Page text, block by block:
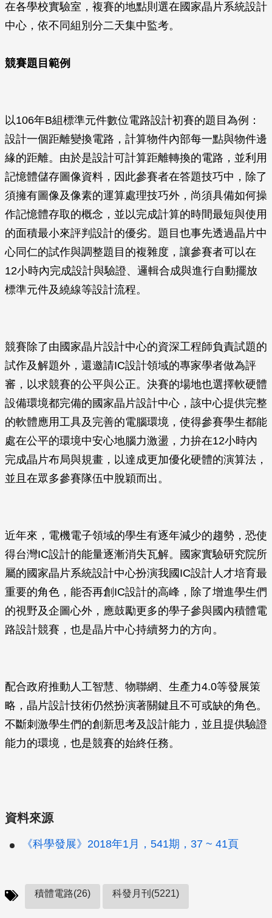
在各學校實驗室，複賽的地點則選在國家晶片系統設計
中心，依不同組別分二天集中監考。
競賽題目範例
以106年B組標準元件數位電路設計初賽的題目為例：
設計一個距離變換電路，計算物件內部每一點與物件邊
緣的距離。由於是設計可計算距離轉換的電路，並利用
記憶體儲存圖像資料，因此參賽者在答題技巧中，除了
須擁有圖像及像素的運算處理技巧外，尚須具備如何操
作記憶體存取的概念，並以完成計算的時間最短與使用
的面積最小來評判設計的優劣。題目也事先透過晶片中
心同仁的試作與調整題目的複雜度，讓參賽者可以在
12小時內完成設計與驗證、邏輯合成與進行自動擺放
標準元件及繞線等設計流程。
競賽除了由國家晶片設計中心的資深工程師負責試題的
試作及解題外，還邀請IC設計領域的專家學者做為評
審，以求競賽的公平與公正。決賽的場地也選擇軟硬體
設備環境都完備的國家晶片設計中心，該中心提供完整
的軟體應用工具及完善的電腦環境，使得參賽學生都能
處在公平的環境中安心地腦力激盪，力拚在12小時內
完成晶片布局與規畫，以達成更加優化硬體的演算法，
並且在眾多參賽隊伍中脫穎而出。
近年來，電機電子領域的學生有逐年減少的趨勢，恐使
得台灣IC設計的能量逐漸消失瓦解。國家實驗研究院所
屬的國家晶片系統設計中心扮演我國IC設計人才培育最
重要的角色，能否再創IC設計的高峰，除了增進學生們
的視野及企圖心外，應鼓勵更多的學子參與國內積體電
路設計競賽，也是晶片中心持續努力的方向。
配合政府推動人工智慧、物聯網、生產力4.0等發展策
略，晶片設計技術仍然扮演著關鍵且不可或缺的角色。
不斷刺激學生們的創新思考及設計能力，並且提供驗證
能力的環境，也是競賽的始終任務。
資料來源
《科學發展》2018年1月，541期，37 ~ 41頁
積體電路(26) 科發月刊(5221)